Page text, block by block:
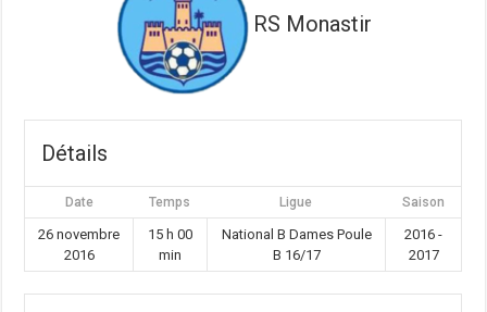
RS Monastir
Détails
Date Temps Ligue Saison
26 novembre
2016
15 h 00
min
National B Dames Poule
B 16/17
2016 -
2017